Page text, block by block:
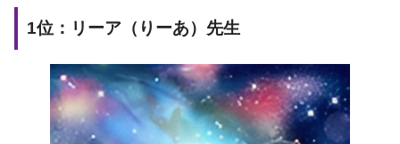
1位：リーア（りーあ）先生